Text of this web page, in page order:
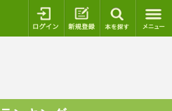
ログイン 新規登録